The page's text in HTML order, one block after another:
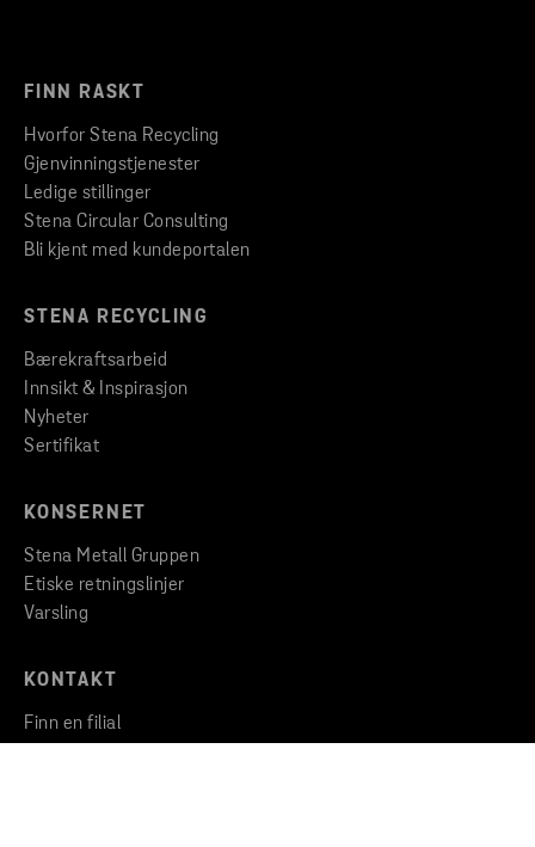
FINN RASKT
Hvorfor Stena Recycling
Gjenvinningstjenester
Ledige stillinger
Stena Circular Consulting
Bli kjent med kundeportalen
STENA RECYCLING
Bærekraftsarbeid
Innsikt & Inspirasjon
Nyheter
Sertifikat
KONSERNET
Stena Metall Gruppen
Etiske retningslinjer
Varsling
KONTAKT
Finn en filial